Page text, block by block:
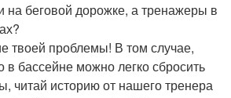
на беговой дорожке, а тренажеры в
твоей проблемы! В том случае,
в бассейне можно легко сбросить
читай историю от нашего тренера